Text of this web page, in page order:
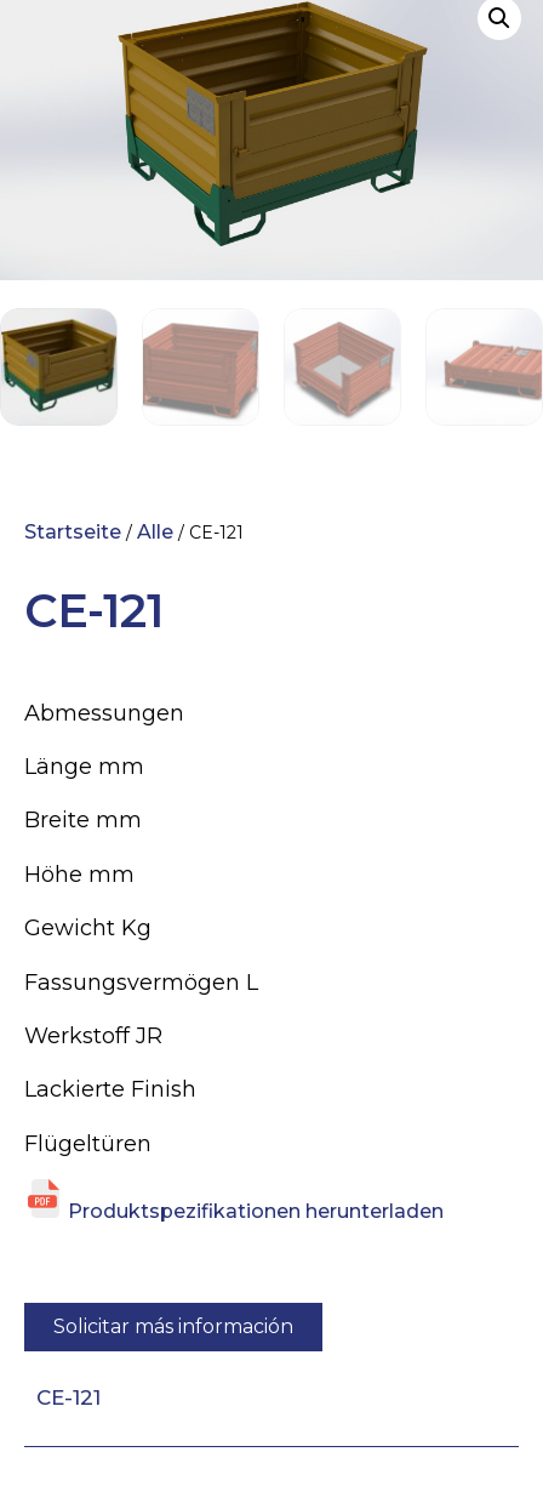
Startseite / Alle / CE-121
CE-121
Abmessungen
Länge mm
Breite mm
Höhe mm
Gewicht Kg
Fassungsvermögen L
Werkstoff JR
Lackierte Finish
Flügeltüren
Produktspezifikationen herunterladen
Solicitar más información
CE-121